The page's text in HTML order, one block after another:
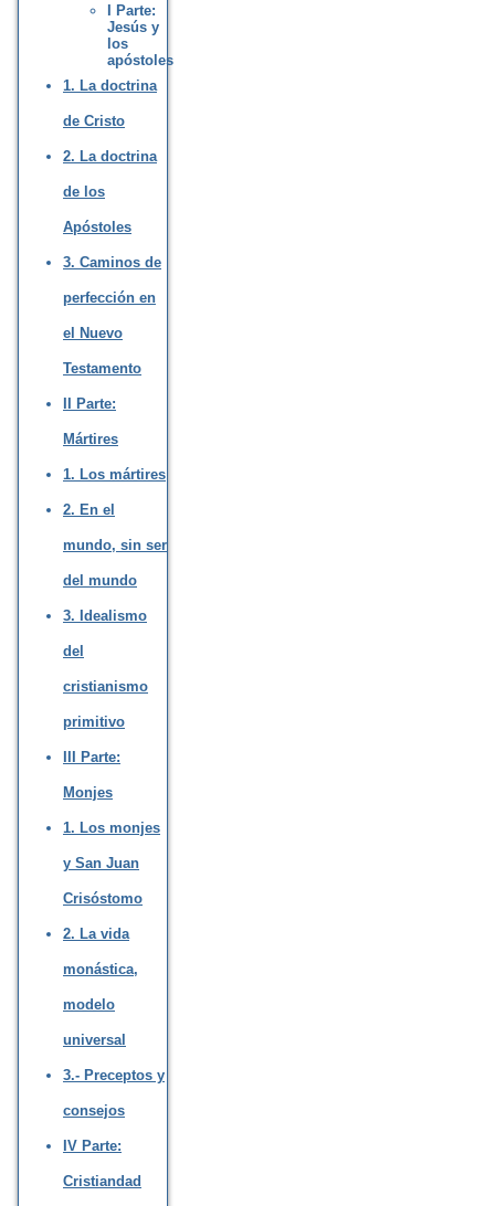
I Parte:
Jesús y
los
apóstoles
1. La doctrina
de Cristo
2. La doctrina
de los
Apóstoles
3. Caminos de
perfección en
el Nuevo
Testamento
II Parte:
Mártires
1. Los mártires
2. En el
mundo, sin ser
del mundo
3. Idealismo
del
cristianismo
primitivo
III Parte:
Monjes
1. Los monjes
y San Juan
Crisóstomo
2. La vida
monástica,
modelo
universal
3.- Preceptos y
consejos
IV Parte:
Cristiandad